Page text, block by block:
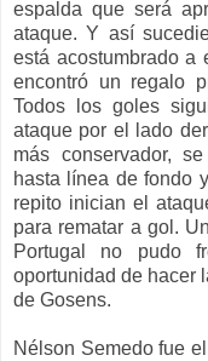
espalda que será
ataque. Y así
está acostumbrado a
encontró un regalo
Todos los goles
ataque por el lado
más conservador,
hasta línea de fondo
repito inician el
para rematar a gol.
Portugal no pudo
oportunidad de hacer
de Gosens.
Nélson Semedo fue